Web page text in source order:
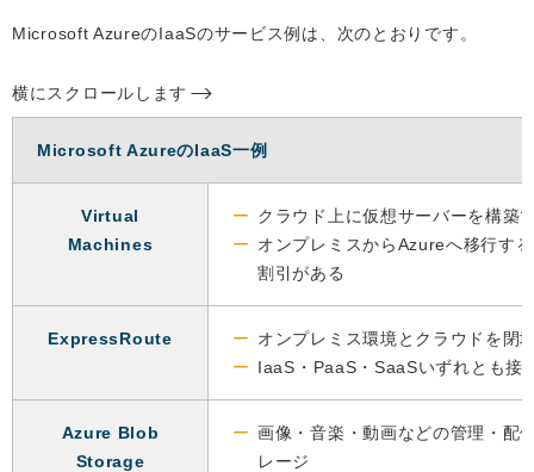
Microsoft AzureのIaaSのサービス例は、次のとおりです。
横にスクロールします
Microsoft AzureのIaaS一例
Virtual
Machines
クラウド上に仮想サーバーを構築
オンプレミスからAzureへ移行す
割引がある
ExpressRoute
オンプレミス環境とクラウドを閉
IaaS・PaaS・SaaSいずれとも接
Azure Blob
Storage
画像・音楽・動画などの管理・配
レージ